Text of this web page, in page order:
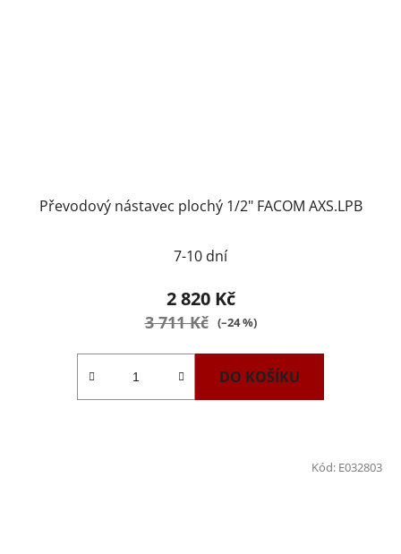
Převodový nástavec plochý 1/2" FACOM AXS.LPB
7-10 dní
2 820 Kč
3 711 Kč (–24 %)
DO KOŠÍKU
Kód: E032803